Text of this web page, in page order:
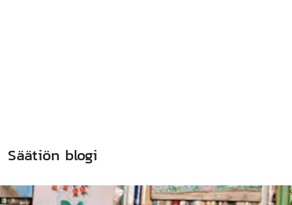
Säätiön blogi